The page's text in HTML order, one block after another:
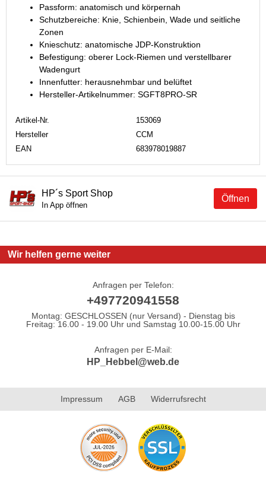
Passform: anatomisch und körpernah
Schutzbereiche: Knie, Schienbein, Wade und seitliche
Zonen
Knieschutz: anatomische JDP-Konstruktion
Befestigung: oberer Lock-Riemen und verstellbarer
Wadengurt
Innenfutter: herausnehmbar und belüftet
Hersteller-Artikelnummer: SGFT8PRO-SR
Artikel-Nr.
153069
Hersteller
CCM
EAN
683978019887
Öffnen
HP´s Sport Shop
In App öffnen
Wir helfen gerne weiter
Anfragen per Telefon:
+497720941558
Montag: GESCHLOSSEN (nur Versand) - Dienstag bis
Freitag: 16.00 - 19.00 Uhr und Samstag 10.00-15.00 Uhr
Anfragen per E-Mail:
HP_Hebbel@web.de
Impressum AGB Widerrufsrecht